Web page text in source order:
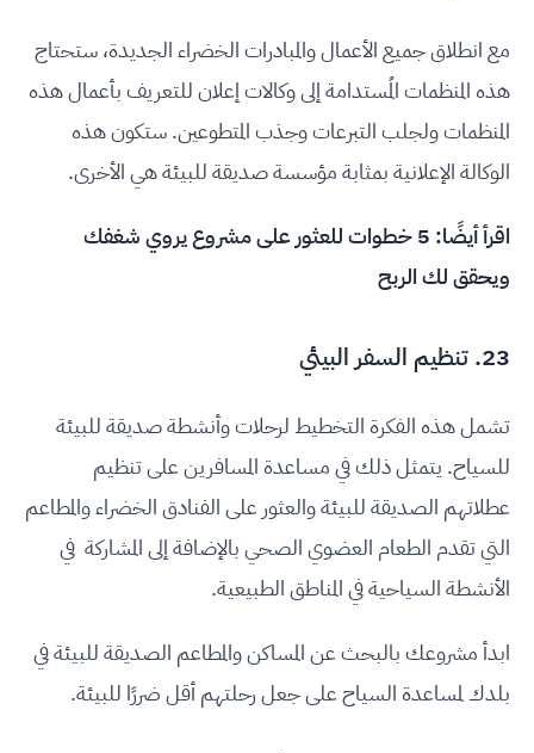
مع انطلاق جميع الأعمال والمبادرات الخضراء الجديدة، ستحتاج
هذه المنظمات المُستدامة إلى وكالات إعلان للتعريف بأعمال هذه
المنظمات ولجلب التبرعات وجذب المتطوعين. ستكون هذه
الوكالة الإعلانية بمثابة مؤسسة صديقة للبيئة هي الأخرى.
اقرأ أيضًا:
5 خطوات للعثور على مشروع يروي شغفك
ويحقق لك الربح
23. تنظيم السفر البيئي
تشمل هذه الفكرة التخطيط لرحلات وأنشطة صديقة للبيئة
للسياح. يتمثل ذلك في مساعدة المسافرين على تنظيم
عطلاتهم الصديقة للبيئة والعثور على الفنادق الخضراء والمطاعم
التي تقدم الطعام العضوي الصحي بالإضافة إلى المشاركة في
الأنشطة السياحية في المناطق الطبيعية.
ابدأ مشروعك بالبحث عن المساكن والمطاعم الصديقة للبيئة في
بلدك لمساعدة السياح على جعل رحلتهم أقل ضررًا للبيئة.